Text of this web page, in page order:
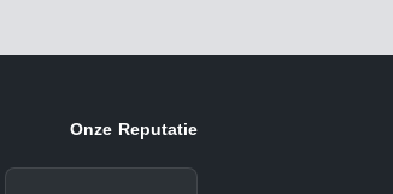
Onze Reputatie